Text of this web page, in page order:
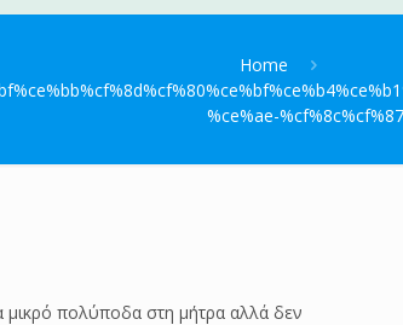
Home
%ce%ae-
μικρό πολύποδα στη μήτρα αλλά δεν